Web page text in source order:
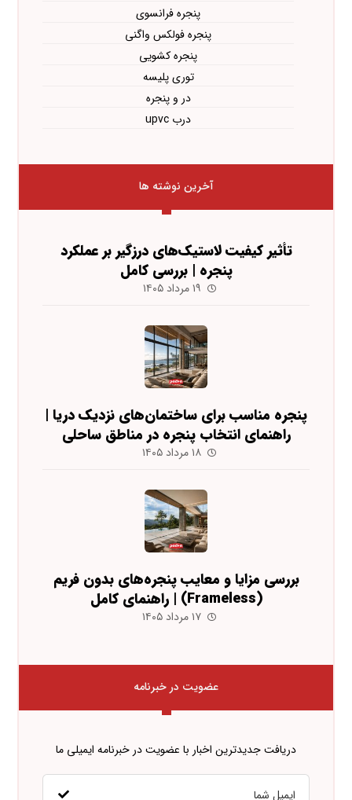
پنجره فرانسوی
پنجره فولکس واگنی
پنجره کشویی
توری پلیسه
در و پنجره
درب upvc
آخرین نوشته ها
تأثیر کیفیت لاستیک‌های درزگیر بر عملکرد
پنجره | بررسی کامل
۱۹ مرداد ۱۴۰۵
پنجره مناسب برای ساختمان‌های نزدیک دریا |
راهنمای انتخاب پنجره در مناطق ساحلی
۱۸ مرداد ۱۴۰۵
بررسی مزایا و معایب پنجره‌های بدون فریم
(Frameless) | راهنمای کامل
۱۷ مرداد ۱۴۰۵
عضویت در خبرنامه
دریافت جدیدترین اخبار با عضویت در خبرنامه ایمیلی ما